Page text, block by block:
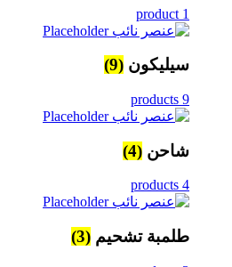
1 product
سيليكون (9)
9 products
شاحن (4)
4 products
طلمبة تشحيم (3)